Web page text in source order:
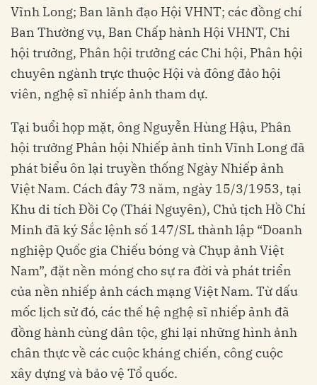
Vĩnh Long; Ban lãnh đạo Hội VHNT; các đồng chí
Ban Thường vụ, Ban Chấp hành Hội VHNT, Chi
hội trưởng, Phân hội trưởng các Chi hội, Phân hội
chuyên ngành trực thuộc Hội và đông đảo hội
viên, nghệ sĩ nhiếp ảnh tham dự.
Tại buổi họp mặt, ông Nguyễn Hùng Hậu, Phân
hội trưởng Phân hội Nhiếp ảnh tỉnh Vĩnh Long đã
phát biểu ôn lại truyền thống Ngày Nhiếp ảnh
Việt Nam. Cách đây 73 năm, ngày 15/3/1953, tại
Khu di tích Đồi Cọ (Thái Nguyên), Chủ tịch Hồ Chí
Minh đã ký Sắc lệnh số 147/SL thành lập “Doanh
nghiệp Quốc gia Chiếu bóng và Chụp ảnh Việt
Nam”, đặt nền móng cho sự ra đời và phát triển
của nền nhiếp ảnh cách mạng Việt Nam. Từ dấu
mốc lịch sử đó, các thế hệ nghệ sĩ nhiếp ảnh đã
đồng hành cùng dân tộc, ghi lại những hình ảnh
chân thực về các cuộc kháng chiến, công cuộc
xây dựng và bảo vệ Tổ quốc.